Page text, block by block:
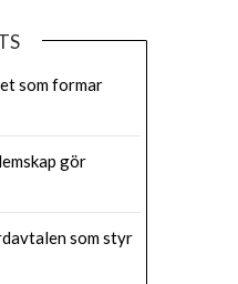
som formar
gör
som styr